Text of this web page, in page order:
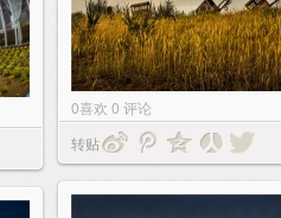
0喜欢 0 评论
转贴